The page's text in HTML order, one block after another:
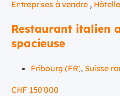
Entreprises à vendre ,
Restaurant italien
spacieuse
Fribourg (FR), Suisse
CHF 150'000